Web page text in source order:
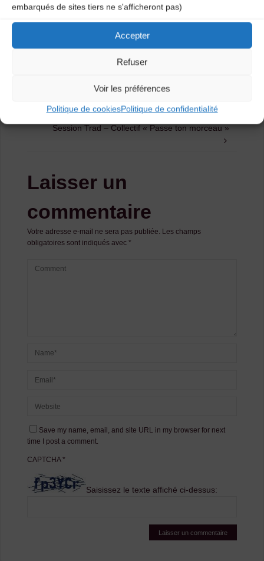
embarqués de sites tiers ne s'afficheront pas)
Accepter
Refuser
Voir les préférences
Politique de cookiesPolitique de confidentialité
Catégories
Agenda
Session Trad – Collectif « Passe ton
morceau »
Session Trad – Collectif « Passe ton morceau »
Laisser un
commentaire
Votre adresse e-mail ne sera pas publiée. Les champs
obligatoires sont indiqués avec *
Save my name, email, and site URL in my browser for next
time I post a comment.
CAPTCHA*
Saisissez le texte affiché ci-dessus: